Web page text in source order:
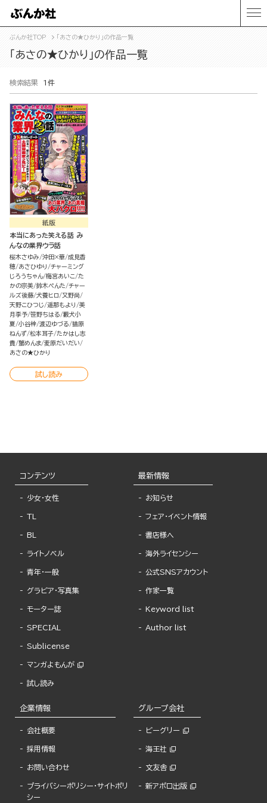
ぶんか社TOP 「あさの★ひかり」の作品一覧
「あさの★ひかり」の作品一覧
検索結果 1件
紙版
本当にあった笑える話 み
んなの業界ウラ話
桜木さゆみ 沖田×華 成見香
穂 あさひゆり
チャーミング
じろうちゃん 梅宮あいこ た
かの宗美 鈴木ぺんた チャー
ルズ後藤 犬養ヒロ 又野尚
天野こひつじ 遥那もより
美
月李予 笹野ちはる 藪犬小
夏 小谷梓 渡辺ゆづる 猫原
ねんず 松本耳子 たかはし志
貴 蟹めんま 麦原だいだい
あさの★ひかり
試し読み
コンテンツ
少女・女性
TL
BL
ライトノベル
青年・一般
グラビア・写真集
モーター誌
SPECIAL
Sublicense
マンガよもんが
試し読み
最新情報
お知らせ
フェア・イベント情報
書店様へ
海外ライセンシー
公式SNSアカウント
作家一覧
Keyword list
Author list
企業情報
会社概要
採用情報
お問い合わせ
プライバシーポリシー・サイトポリ
シー
グループ会社
ビーグリー
海王社
文友舎
新アポロ出版